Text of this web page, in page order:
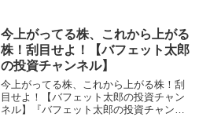
りやすく解説する、投資・経済専門番組
です。バフェット太郎氏は『...
今上がってる株、これから上がる
株！刮目せよ！【バフェット太郎
の投資チャンネル】
今上がってる株、これから上がる株！刮
目せよ！【バフェット太郎の投資チャン
ネル】『バフェット太郎の投資チャンネ